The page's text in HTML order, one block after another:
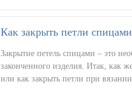
Как закрыть петли спицами
Закрытие петель спицами – это
законченного изделия. Итак, как
или как закрыть петли при